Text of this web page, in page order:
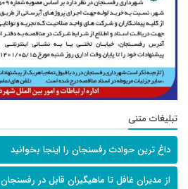
تبلیغات متنی
داغ ترین حوادث رفسنجان را اینجا بخوانید
از مدیران غافل تا ماهیگیران قابل در رفسنجان